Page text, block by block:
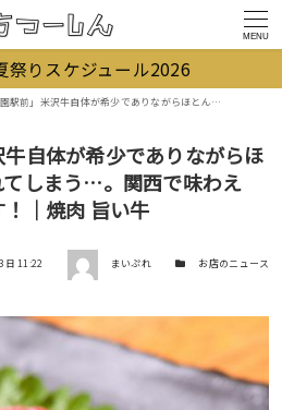
MENU
祭りスケジュール2026
牛自体が希少でありながらほとんどが関東圏に流れてしまう…。関西で味わえる、貴重な焼肉店です！｜焼肉 旨い牛
牛自体が希少でありながらほ
てしまう…。関西で味わえ
｜焼肉 旨い牛
日 11:22 著者 まいぷれ カテゴリーお店のニュース